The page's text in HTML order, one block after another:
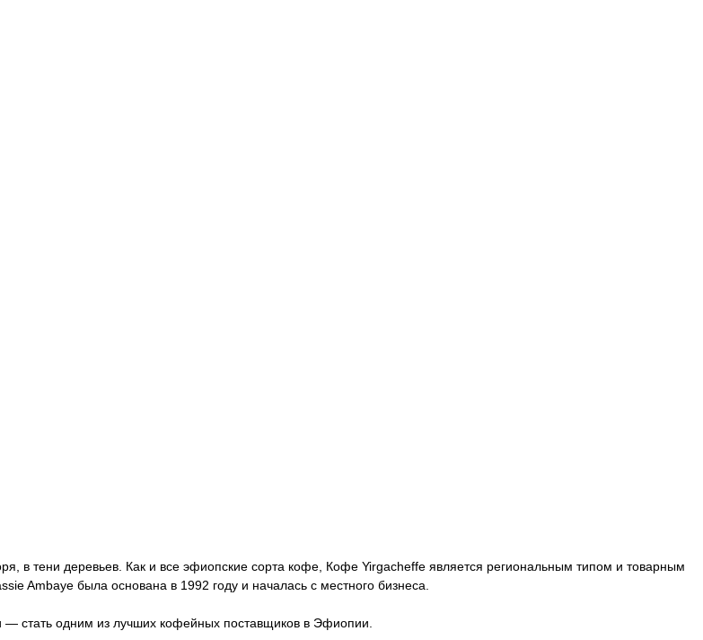
в тени деревьев. Как и все эфиопские сорта кофе, Кофе Yirgacheffe является региональным типом и товарным
Ambaye была основана в 1992 году и началась с местного бизнеса.
— стать одним из лучших кофейных поставщиков в Эфиопии.